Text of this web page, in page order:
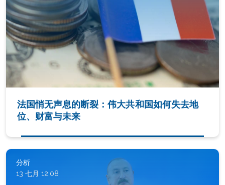
法国悄无声息的断裂：伟大共和国如何失去地
位、财富与未来
分析
13 七月 12:08